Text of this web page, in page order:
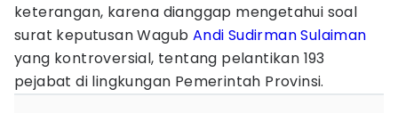
keterangan, karena dianggap mengetahui soal
surat keputusan Wagub Andi Sudirman Sulaiman
yang kontroversial, tentang pelantikan 193
pejabat di lingkungan Pemerintah Provinsi.